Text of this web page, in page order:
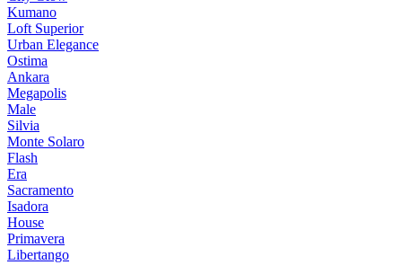
Kumano
Loft Superior
Urban Elegance
Ostima
Ankara
Megapolis
Male
Silvia
Monte Solaro
Flash
Era
Sacramento
Isadora
House
Primavera
Libertango